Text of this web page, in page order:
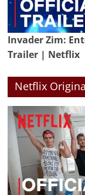
Invader Zim:
Trailer | Netflix
Netflix